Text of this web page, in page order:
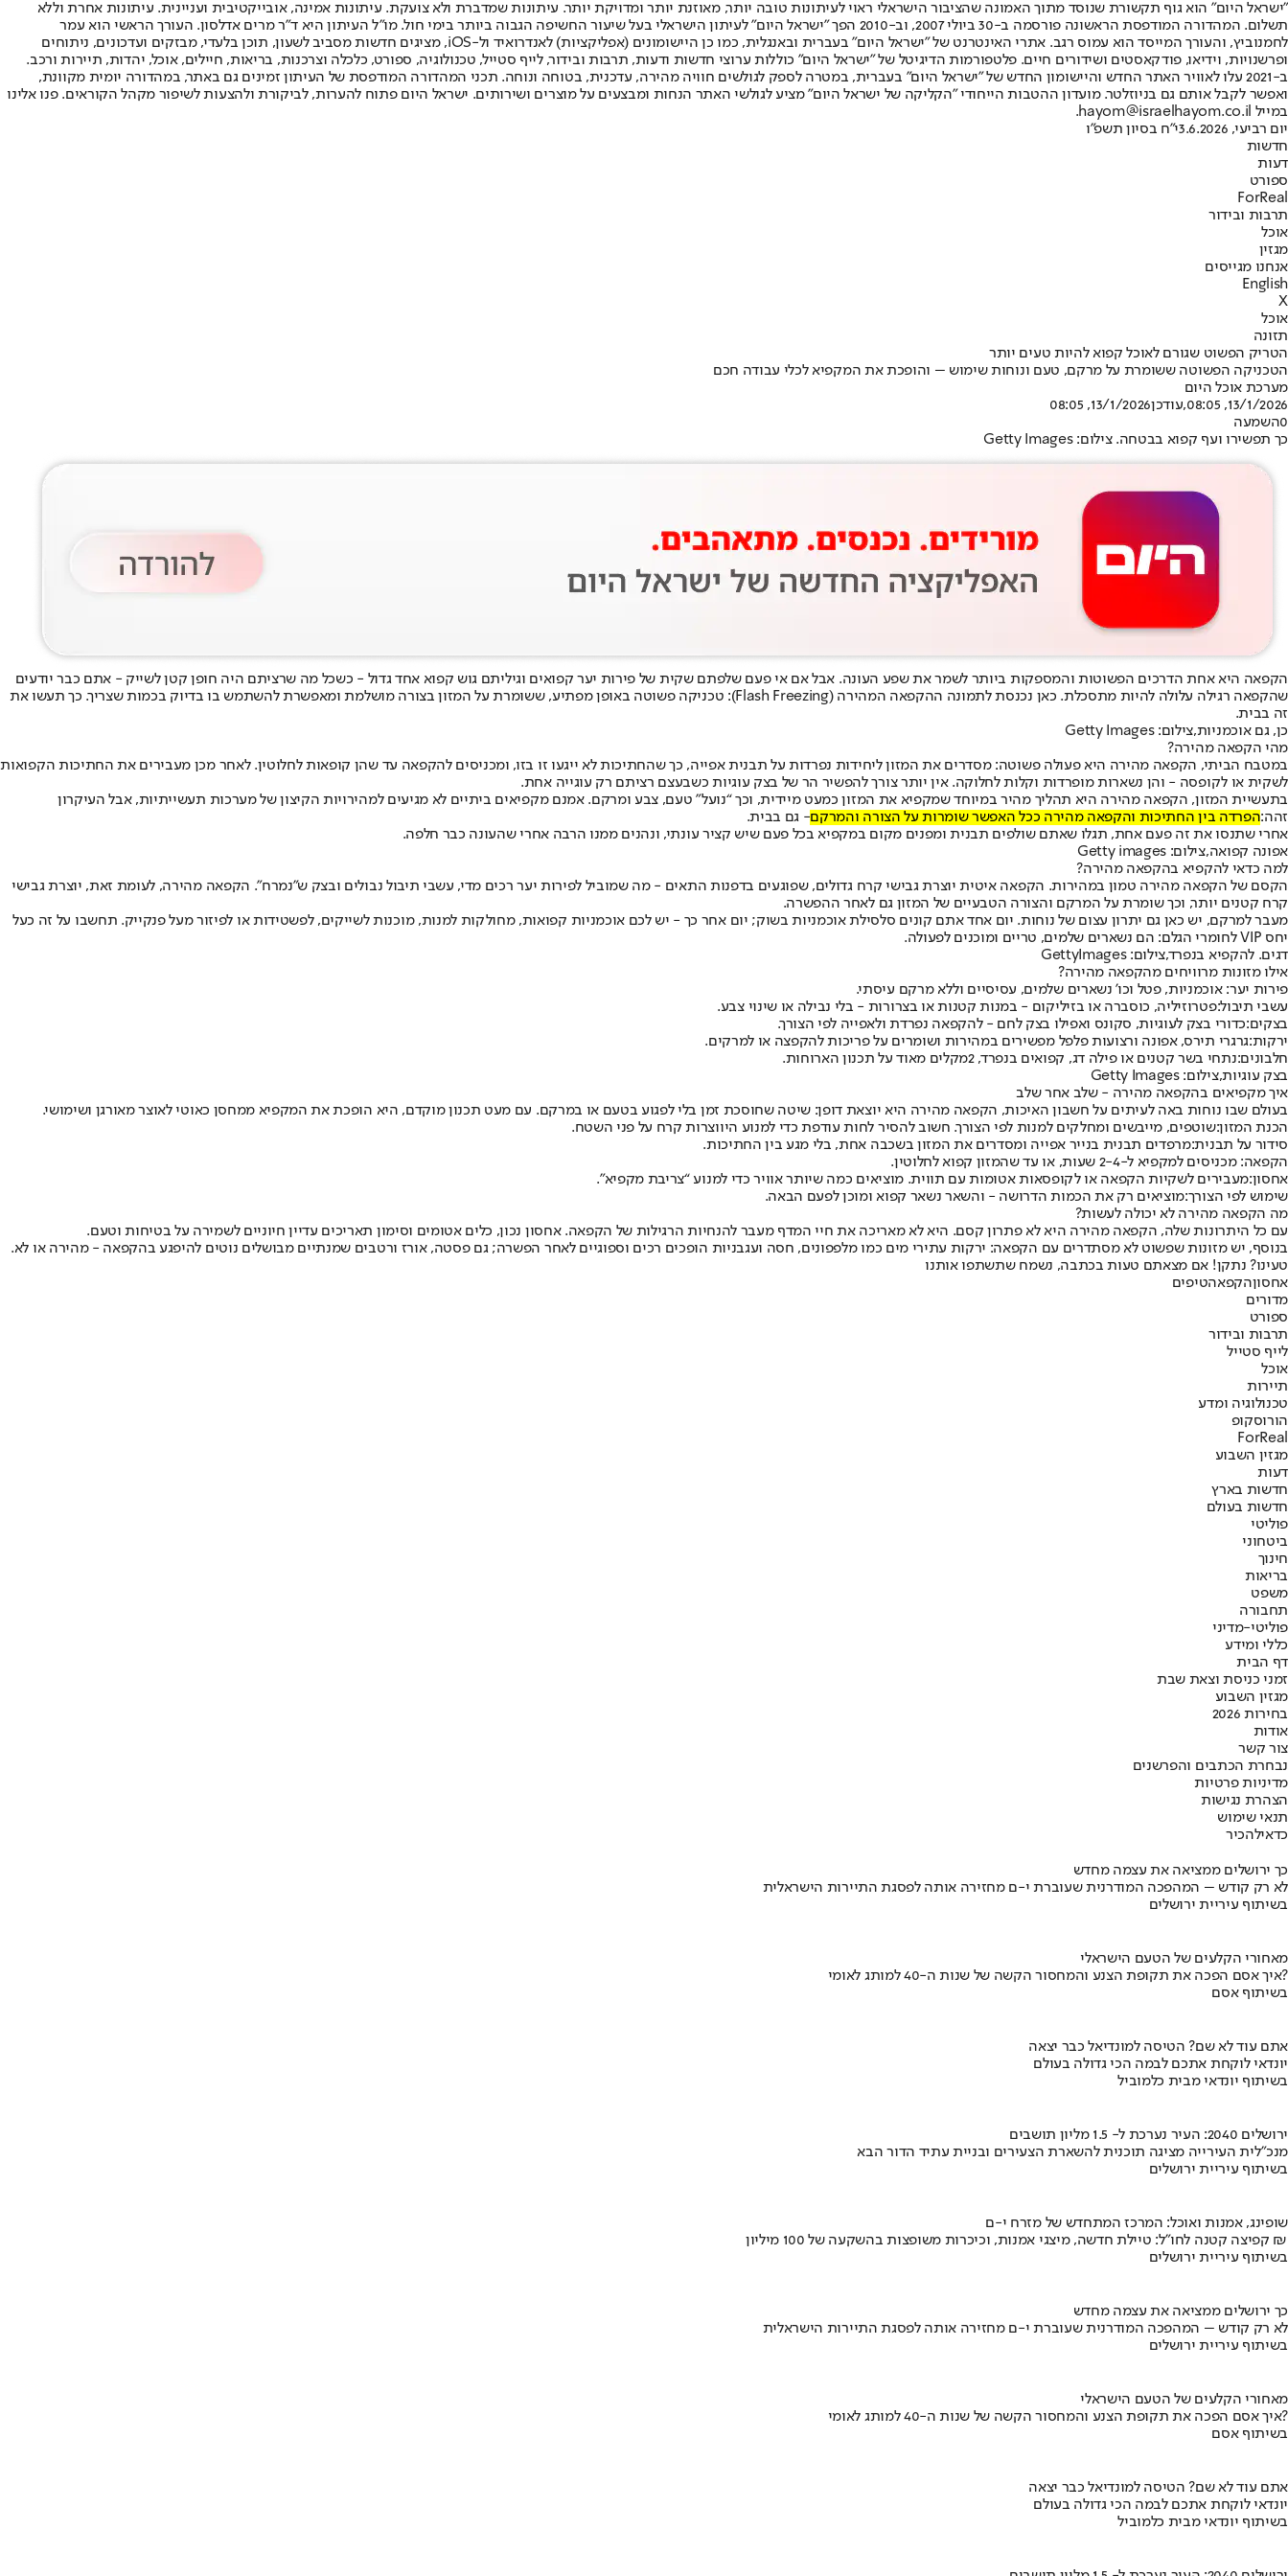
"ישראל היום" הוא גוף תקשורת שנוסד מתוך האמונה שהציבור הישראלי ראוי לעיתונות טובה יותר, מאוזנת יותר ומדויקת יותר. עיתונות שמדברת ולא צועקת. עיתונות אמינה, אובייקטיבית ועניינית. עיתונות אחרת וללא
תשלום. המהדורה המודפסת הראשונה פורסמה ב-30 ביולי 2007, וב-2010 הפך "ישראל היום" לעיתון הישראלי בעל שיעור החשיפה הגבוה ביותר בימי חול. מו"ל העיתון היא ד"ר מרים אדלסון. העורך הראשי הוא עמר
לחמנוביץ, והעורך המייסד הוא עמוס רגב. אתרי האינטרנט של "ישראל היום" בעברית ובאנגלית, כמו כן היישומונים (אפליקציות) לאנדרואיד ול-iOS, מציגים חדשות מסביב לשעון, תוכן בלעדי, מבזקים ועדכונים, ניתוחים
ופרשנויות, וידיאו, פודקאסטים ושידורים חיים. פלטפורמות הדיגיטל של "ישראל היום" כוללות ערוצי חדשות ודעות, תרבות ובידור, לייף סטייל, טכנולוגיה, ספורט, כלכלה וצרכנות, בריאות, חיילים, אוכל, יהדות, תיירות ורכב.
ב-2021 עלו לאוויר האתר החדש והיישומון החדש של "ישראל היום" בעברית, במטרה לספק לגולשים חוויה מהירה, עדכנית, בטוחה ונוחה. תכני המהדורה המודפסת של העיתון זמינים גם באתר, במהדורה יומית מקוונת,
ואפשר לקבל אותם גם בניוזלטר. מועדון ההטבות הייחודי "הקליקה של ישראל היום" מציע לגולשי האתר הנחות ומבצעים על מוצרים ושירותים. ישראל היום פתוח להערות, לביקורת ולהצעות לשיפור מקהל הקוראים. פנו אלינו
במייל hayom@israelhayom.co.il.
יום רביעי, 3.6.2026
י"ח בסיון תשפ"ו
חדשות
דעות
ספורט
ForReal
תרבות ובידור
אוכל
מגזין
אנחנו מגייסים
English
X
אוכל
תזונה
הטריק הפשוט שגורם לאוכל קפוא להיות טעים יותר
הטכניקה הפשוטה ששומרת על מרקם, טעם ונוחות שימוש – והופכת את המקפיא לכלי עבודה חכם
מערכת אוכל היום
13/1/2026, 08:05
,עודכן13/1/2026, 08:05
0השמעה
כך תפשירו ועף קפוא בבטחה. צילום: Getty Images
הקפאה היא אחת הדרכים הפשוטות והמספקות ביותר לשמר את שפע העונה. אבל אם אי פעם שלפתם שקית של פירות יער קפואים וגיליתם גוש קפוא אחד גדול - כשכל מה שרציתם היה חופן קטן לשייק - אתם כבר יודעים
שהקפאה רגילה עלולה להיות מתסכלת. כאן נכנסת לתמונה ההקפאה המהירה (Flash Freezing): טכניקה פשוטה באופן מפתיע, ששומרת על המזון בצורה מושלמת ומאפשרת להשתמש בו בדיוק בכמות שצריך. כך תעשו את
זה בבית.
כן, גם אוכמניות,צילום: Getty Images
מהי הקפאה מהירה?
במטבח הביתי, הקפאה מהירה היא פעולה פשוטה: מסדרים את המזון ליחידות נפרדות על תבנית אפייה, כך שהחתיכות לא ייגעו זו בזו, ומכניסים להקפאה עד שהן קופאות לחלוטין. לאחר מכן מעבירים את החתיכות הקפואות
לשקית או לקופסה - והן נשארות מופרדות וקלות לחלוקה. אין יותר צורך להפשיר הר של בצק עוגיות כשבעצם רציתם רק עוגייה אחת.
בתעשיית המזון, הקפאה מהירה היא תהליך מהיר במיוחד שמקפיא את המזון כמעט מיידית, וכך “נועל” טעם, צבע ומרקם. אמנם מקפיאים ביתיים לא מגיעים למהירויות הקיצון של מערכות תעשייתיות, אבל העיקרון
זהה:הפרדה בין החתיכות והקפאה מהירה ככל האפשר שומרות על הצורה והמרקם- גם בבית.
אחרי שתנסו את זה פעם אחת, תגלו שאתם שולפים תבנית ומפנים מקום במקפיא בכל פעם שיש קציר עונתי, ונהנים ממנו הרבה אחרי שהעונה כבר חלפה.
אפונה קפואה,צילום: Getty images
למה כדאי להקפיא בהקפאה מהירה?
הקסם של הקפאה מהירה טמון במהירות. הקפאה איטית יוצרת גבישי קרח גדולים, שפוגעים בדפנות התאים - מה שמוביל לפירות יער רכים מדי, עשבי תיבול נבולים ובצק ש”נמרח”. הקפאה מהירה, לעומת זאת, יוצרת גבישי
קרח קטנים יותר, וכך שומרת על המרקם והצורה הטבעיים של המזון גם לאחר ההפשרה.
מעבר למרקם, יש כאן גם יתרון עצום של נוחות. יום אחד אתם קונים סלסילת אוכמניות בשוק; יום אחר כך - יש לכם אוכמניות קפואות, מחולקות למנות, מוכנות לשייקים, לפשטידות או לפיזור מעל פנקייק. תחשבו על זה כעל
יחס VIP לחומרי הגלם: הם נשארים שלמים, טריים ומוכנים לפעולה.
דגים. להקפיא בנפרד,צילום: GettyImages
אילו מזונות מרוויחים מהקפאה מהירה?
פירות יער: אוכמניות, פטל וכו' נשארים שלמים, עסיסיים וללא מרקם עיסתי.
עשבי תיבול:פטרוזיליה, כוסברה או בזיליקום - במנות קטנות או בצרורות - בלי נבילה או שינוי צבע.
בצקים:כדורי בצק לעוגיות, סקונס ואפילו בצק לחם - להקפאה נפרדת ולאפייה לפי הצורך.
ירקות:גרגרי תירס, אפונה ורצועות פלפל מפשירים במהירות ושומרים על פריכות להקפצה או למרקים.
חלבונים:נתחי בשר קטנים או פילה דג, קפואים בנפרד, 2מקלים מאוד על תכנון הארוחות.
בצק עוגיות,צילום: Getty Images
איך מקפיאים בהקפאה מהירה - שלב אחר שלב
בעולם שבו נוחות באה לעיתים על חשבון האיכות, הקפאה מהירה היא יוצאת דופן: שיטה שחוסכת זמן בלי לפגוע בטעם או במרקם. עם מעט תכנון מוקדם, היא הופכת את המקפיא ממחסן כאוטי לאוצר מאורגן ושימושי.
הכנת המזון:שוטפים, מייבשים ומחלקים למנות לפי הצורך. חשוב להסיר לחות עודפת כדי למנוע היווצרות קרח על פני השטח.
סידור על תבנית:מרפדים תבנית בנייר אפייה ומסדרים את המזון בשכבה אחת, בלי מגע בין החתיכות.
הקפאה: מכניסים למקפיא ל-2-4 שעות, או עד שהמזון קפוא לחלוטין.
אחסון:מעבירים לשקיות הקפאה או לקופסאות אטומות עם תווית. מוציאים כמה שיותר אוויר כדי למנוע “צריבת מקפיא”.
שימוש לפי הצורך:מוציאים רק את הכמות הדרושה - והשאר נשאר קפוא ומוכן לפעם הבאה.
מה הקפאה מהירה לא יכולה לעשות?
עם כל היתרונות שלה, הקפאה מהירה היא לא פתרון קסם. היא לא מאריכה את חיי המדף מעבר להנחיות הרגילות של הקפאה. אחסון נכון, כלים אטומים וסימון תאריכים עדיין חיוניים לשמירה על בטיחות וטעם.
בנוסף, יש מזונות שפשוט לא מסתדרים עם הקפאה: ירקות עתירי מים כמו מלפפונים, חסה ועגבניות הופכים רכים וספוגיים לאחר הפשרה; גם פסטה, אורז ורטבים שמנתיים מבושלים נוטים להיפגע בהקפאה - מהירה או לא.
טעינו? נתקן! אם מצאתם טעות בכתבה, נשמח שתשתפו אותנו
אחסוןהקפאהטיפים
מדורים
ספורט
תרבות ובידור
לייף סטייל
אוכל
תיירות
טכנולוגיה ומדע
הורוסקופ
ForReal
מגזין השבוע
דעות
חדשות בארץ
חדשות בעולם
פוליטי
ביטחוני
חינוך
בריאות
משפט
תחבורה
פוליטי-מדיני
כללי ומידע
דף הבית
זמני כניסת וצאת שבת
מגזין השבוע
בחירות 2026
אודות
צור קשר
נבחרת הכתבים והפרשנים
מדיניות פרטיות
הצהרת נגישות
תנאי שימוש
כדאילהכיר
כך ירושלים ממציאה את עצמה מחדש
לא רק קודש – המהפכה המודרנית שעוברת י-ם מחזירה אותה לפסגת התיירות הישראלית
בשיתוף עיריית ירושלים
מאחורי הקלעים של הטעם הישראלי
איך אסם הפכה את תקופת הצנע והמחסור הקשה של שנות ה-40 למותג לאומי?
בשיתוף אסם
אתם עוד לא שם? הטיסה למונדיאל כבר יצאה
יונדאי לוקחת אתכם לבמה הכי גדולה בעולם
בשיתוף יונדאי מבית כלמוביל
ירושלים 2040: העיר נערכת ל- 1.5 מליון תושבים
מנכ"לית העירייה מציגה תוכנית להשארת הצעירים ובניית עתיד הדור הבא
בשיתוף עיריית ירושלים
שופינג, אמנות ואוכל: המרכז המתחדש של מזרח י-ם
קפיצה קטנה לחו"ל: טיילת חדשה, מיצגי אמנות, וכיכרות משופצות בהשקעה של 100 מיליון ₪
בשיתוף עיריית ירושלים
כך ירושלים ממציאה את עצמה מחדש
לא רק קודש – המהפכה המודרנית שעוברת י-ם מחזירה אותה לפסגת התיירות הישראלית
בשיתוף עיריית ירושלים
מאחורי הקלעים של הטעם הישראלי
איך אסם הפכה את תקופת הצנע והמחסור הקשה של שנות ה-40 למותג לאומי?
בשיתוף אסם
אתם עוד לא שם? הטיסה למונדיאל כבר יצאה
יונדאי לוקחת אתכם לבמה הכי גדולה בעולם
בשיתוף יונדאי מבית כלמוביל